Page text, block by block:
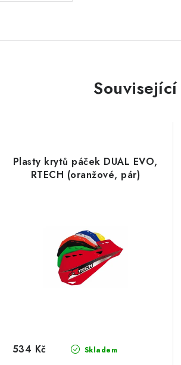
Plasty krytů páček DUAL EVO,
RTECH (oranžové, pár)
Skladem
534 Kč